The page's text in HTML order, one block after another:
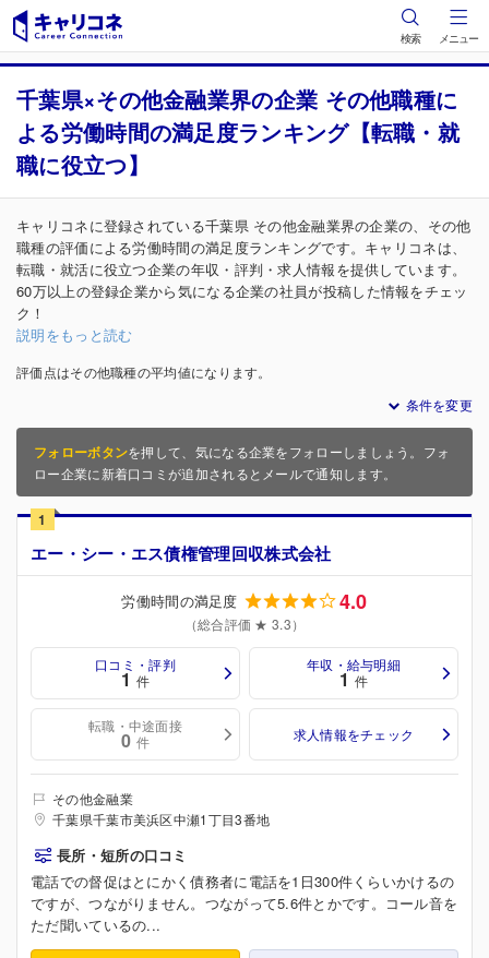
検索 メニュー
千葉県×その他金融業界の企業 その他職種に
よる労働時間の満足度ランキング【転職・就
職に役立つ】
キャリコネに登録されている千葉県 その他金融業界の企業の、その他
職種の評価による労働時間の満足度ランキングです。キャリコネは、
転職・就活に役立つ企業の年収・評判・求人情報を提供しています。
60万以上の登録企業から気になる企業の社員が投稿した情報をチェッ
ク！
説明をもっと読む
評価点はその他職種の平均値になります。
条件を変更
フォローボタンを押して、気になる企業をフォローしましょう。フォ
ロー企業に新着口コミが追加されるとメールで通知します。
1
エー・シー・エス債権管理回収株式会社
労働時間の満足度 4.0
（総合評価 ★ 3.3）
口コミ・評判
1 件
年収・給与明細
1 件
転職・中途面接
0 件 求人情報をチェック
その他金融業
千葉県千葉市美浜区中瀬1丁目3番地
長所・短所の口コミ
電話での督促はとにかく債務者に電話を1日300件くらいかけるの
ですが、つながりません。つながって5.6件とかです。コール音を
ただ聞いているの...